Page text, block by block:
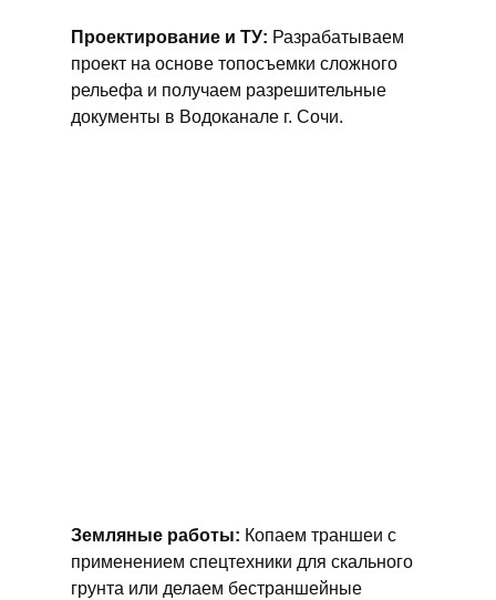
Проектирование и ТУ: Разрабатываем
проект на основе топосъемки сложного
рельефа и получаем разрешительные
документы в Водоканале г. Сочи.
Земляные работы: Копаем траншеи с
применением спецтехники для скального
грунта или делаем бестраншейные